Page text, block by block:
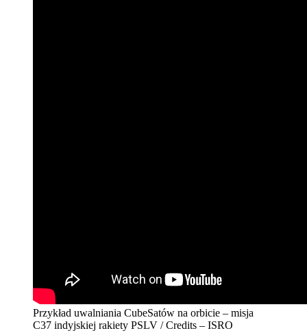
Przykład uwalniania CubeSatów na orbicie – misja
C37 indyjskiej rakiety PSLV / Credits – ISRO